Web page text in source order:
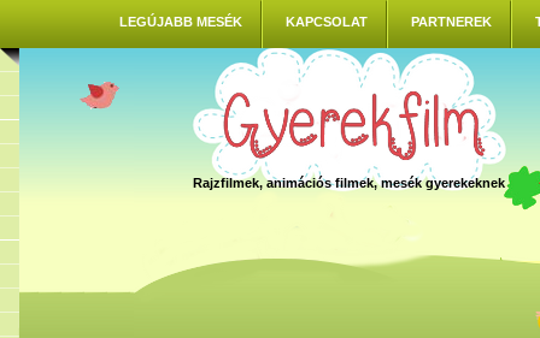
LEGÚJABB MESÉK KAPCSOLAT PARTNEREK
Rajzfilmek, animációs filmek, mesék gyerekeknek